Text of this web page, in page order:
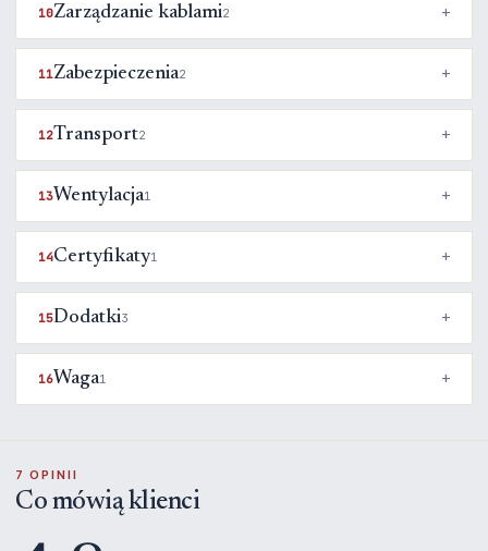
10Zarządzanie kablami2
11Zabezpieczenia2
12Transport2
13Wentylacja1
14Certyfikaty1
15Dodatki3
16Waga1
7 OPINII
Co mówią klienci